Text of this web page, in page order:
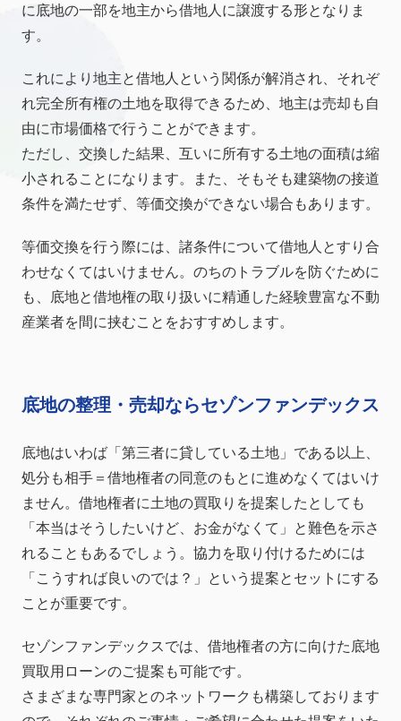
に底地の一部を地主から借地人に譲渡する形となりま
す。
これにより地主と借地人という関係が解消され、それぞ
れ完全所有権の土地を取得できるため、地主は売却も自
由に市場価格で行うことができます。
ただし、交換した結果、互いに所有する土地の面積は縮
小されることになります。また、そもそも建築物の接道
条件を満たせず、等価交換ができない場合もあります。
等価交換を行う際には、諸条件について借地人とすり合
わせなくてはいけません。のちのトラブルを防ぐために
も、底地と借地権の取り扱いに精通した経験豊富な不動
産業者を間に挟むことをおすすめします。
底地の整理・売却ならセゾンファンデックス
底地はいわば「第三者に貸している土地」である以上、
処分も相手＝借地権者の同意のもとに進めなくてはいけ
ません。借地権者に土地の買取りを提案したとしても
「本当はそうしたいけど、お金がなくて」と難色を示さ
れることもあるでしょう。協力を取り付けるためには
「こうすれば良いのでは？」という提案とセットにする
ことが重要です。
セゾンファンデックスでは、借地権者の方に向けた底地
買取用ローンのご提案も可能です。
さまざまな専門家とのネットワークも構築しております